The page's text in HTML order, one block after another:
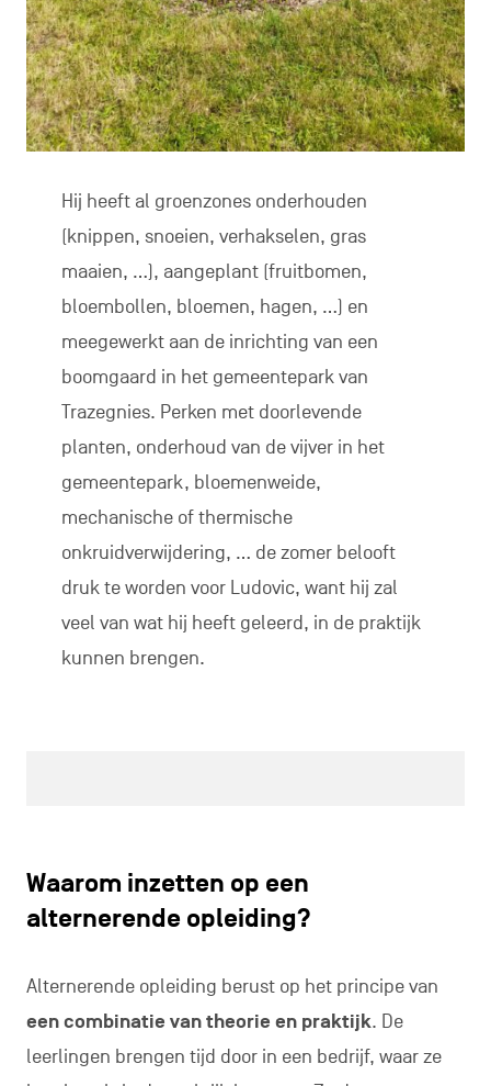
Hij heeft al groenzones onderhouden
(knippen, snoeien, verhakselen, gras
maaien, …), aangeplant (fruitbomen,
bloembollen, bloemen, hagen, …) en
meegewerkt aan de inrichting van een
boomgaard in het gemeentepark van
Trazegnies. Perken met doorlevende
planten, onderhoud van de vijver in het
gemeentepark, bloemenweide,
mechanische of thermische
onkruidverwijdering, … de zomer belooft
druk te worden voor Ludovic, want hij zal
veel van wat hij heeft geleerd, in de praktijk
kunnen brengen.
Waarom inzetten op een
alternerende opleiding?
Alternerende opleiding berust op het principe van
een combinatie van theorie en praktijk. De
leerlingen brengen tijd door in een bedrijf, waar ze